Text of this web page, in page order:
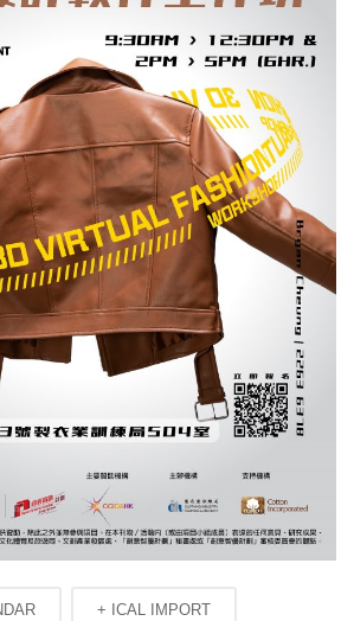
+ ICAL IMPORT